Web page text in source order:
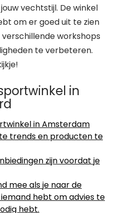
vechtstijl. De winkel
om er goed uit te zien
workshops
te verbeteren.
in
in Amsterdam
trends en producten te
zijn voordat je
mee als je naar de
hebt om advies te
hebt.